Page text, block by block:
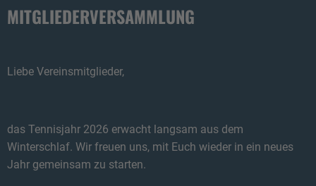
MITGLIEDERVERSAMMLUNG
Liebe Vereinsmitglieder,
das Tennisjahr 2026 erwacht langsam aus dem
Winterschlaf. Wir freuen uns, mit Euch wieder in ein neues
Jahr gemeinsam zu starten.